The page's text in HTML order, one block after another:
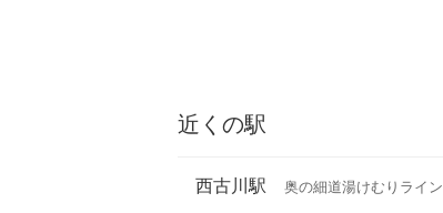
近くの駅
西古川駅 奥の細道湯けむりライン